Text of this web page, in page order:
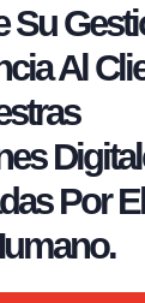
Su
Al
Por El